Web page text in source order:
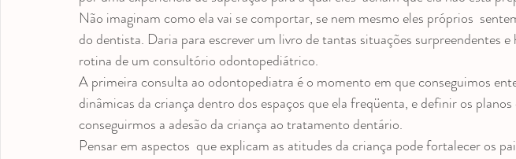
medicação antroposófica Odontopediatria Videos e entrevistas
Não imaginam como ela vai se comportar, se nem mesmo eles próprios
do dentista. Daria para escrever um livro de tantas situações surpreendentes e
rotina de um consultório odontopediátrico.
A primeira consulta ao odontopediatra é o momento em que conseguimos
dinâmicas da criança dentro dos espaços que ela freqüenta, e definir os planos
conseguirmos a adesão da criança ao tratamento dentário.
Pensar em aspectos  que explicam as atitudes da criança pode fortalecer os